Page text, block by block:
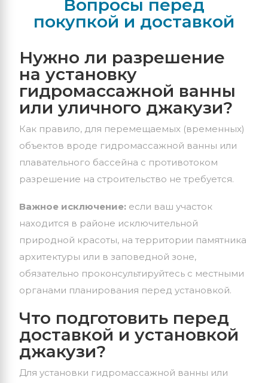
Вопросы перед
покупкой и доставкой
Нужно ли разрешение
на установку
гидромассажной ванны
или уличного джакузи?
Как правило, для перемещаемых (временных)
объектов вроде гидромассажной ванны или
плавательного бассейна с противотоком
разрешение на строительство не требуется.
Важное исключение: если ваш участок
находится в районе исключительной
природной красоты, на территории памятника
архитектуры или в заповедной зоне,
обязательно проконсультируйтесь с местными
органами планирования перед установкой.
Что подготовить перед
доставкой и установкой
джакузи?
Для установки гидромассажной ванны или